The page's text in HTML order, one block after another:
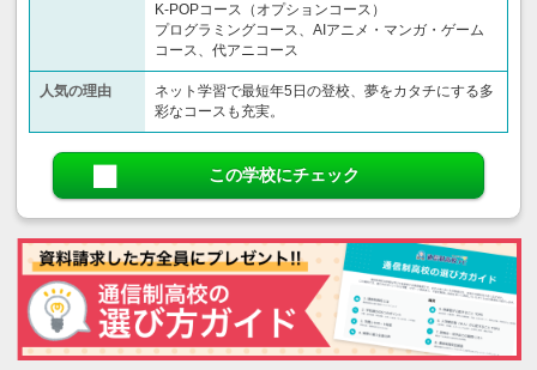
K-POPコース（オプションコース）
プログラミングコース、AIアニメ・マンガ・ゲーム
コース、代アニコース
人気の理由
ネット学習で最短年5日の登校、夢をカタチにする多
彩なコースも充実。
この学校にチェック